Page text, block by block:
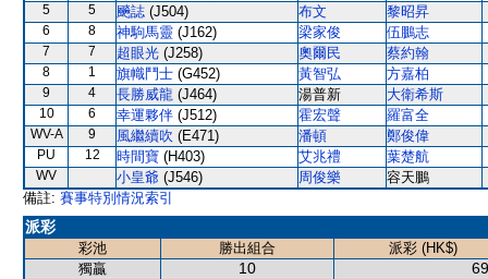
5 5 飈誌 (J504) 布文 黎昭昇
6 8 神駒馬靈 (J162) 梁家俊 伍鵬志
7 7 超眼光 (J258) 奧爾民 蔡約翰
8 1 旗幟鬥士 (G452) 黃智弘 方嘉柏
9 4 長勝威龍 (J464) 湯普新 大衛希斯
10 6 幸運夥伴 (J512) 霍宏聲 羅富全
WV-A 9 風繼續吹 (E471) 潘頓 鄭俊偉
PU 12 時間寶 (H403) 艾兆禮 葉楚航
WV 小皇爺 (J546) 周俊樂
容天鵬
備註: 賽事特別情況索引
派彩
彩池 勝出組合
派彩 (HK$)
獨贏
10